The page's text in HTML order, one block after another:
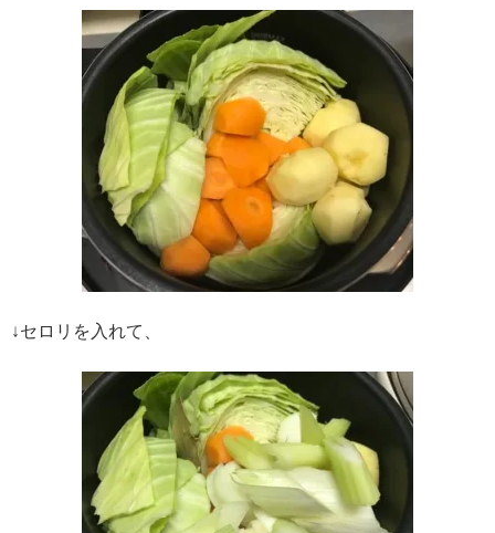
↓セロリを入れて、